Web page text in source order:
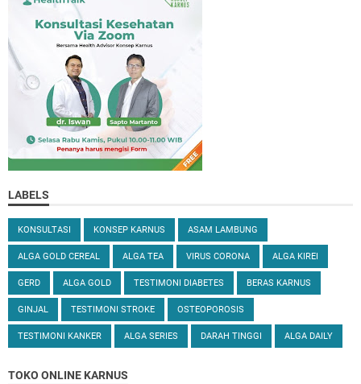
LABELS
KONSULTASI KONSEP KARNUS ASAM LAMBUNG
ALGA GOLD CEREAL ALGA TEA VIRUS CORONA ALGA KIREI
GERD ALGA GOLD TESTIMONI DIABETES BERAS KARNUS
GINJAL TESTIMONI STROKE OSTEOPOROSIS
TESTIMONI KANKER ALGA SERIES DARAH TINGGI ALGA DAILY
TOKO ONLINE KARNUS